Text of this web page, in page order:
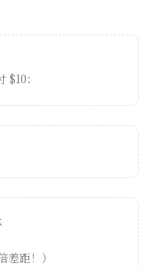
：
距！）